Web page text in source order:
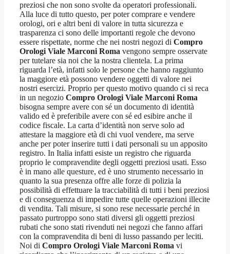
preziosi che non sono svolte da operatori professionali.
Alla luce di tutto questo, per poter comprare e vendere
orologi, ori e altri beni di valore in tutta sicurezza e
trasparenza ci sono delle importanti regole che devono
essere rispettate, norme che nei nostri negozi di Compro
Orologi Viale Marconi Roma vengono sempre osservate
per tutelare sia noi che la nostra clientela. La prima
riguarda l’età, infatti solo le persone che hanno raggiunto
la maggiore età possono vendere oggetti di valore nei
nostri esercizi. Proprio per questo motivo quando ci si reca
in un negozio Compro Orologi Viale Marconi Roma
bisogna sempre avere con sé un documento di identità
valido ed è preferibile avere con sé ed esibire anche il
codice fiscale. La carta d’identità non serve solo ad
attestare la maggiore età di chi vuol vendere, ma serve
anche per poter inserire tutti i dati personali su un apposito
registro. In Italia infatti esiste un registro che riguarda
proprio le compravendite degli oggetti preziosi usati. Esso
è in mano alle questure, ed è uno strumento necessario in
quanto la sua presenza offre alle forze di polizia la
possibilità di effettuare la tracciabilità di tutti i beni preziosi
e di conseguenza di impedire tutte quelle operazioni illecite
di vendita. Tali misure, si sono rese necessarie perché in
passato purtroppo sono stati diversi gli oggetti preziosi
rubati che sono stati rivenduti nei negozi che fanno affari
con la compravendita di beni di lusso passando per leciti.
Noi di Compro Orologi Viale Marconi Roma vi